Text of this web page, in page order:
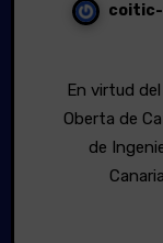
En virtud del acuerdo firmado con la Universitat
Oberta de
de